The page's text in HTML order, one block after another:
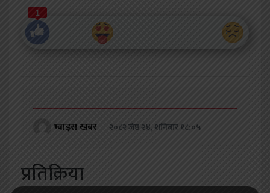
1
भ्वाइस खबर २०८२ जेष्ठ २४, शनिबार १८:०५
प्रतिक्रिया